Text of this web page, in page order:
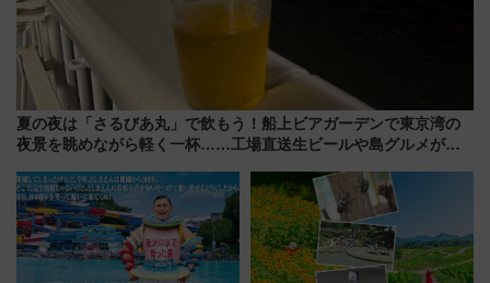
夏の夜は「さるびあ丸」で飲もう！船上ビアガーデンで東京湾の
夜景を眺めながら軽く一杯……工場直送生ビールや島グルメが美